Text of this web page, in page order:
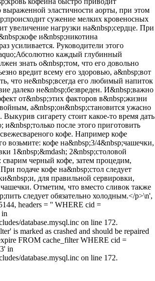
эластичности аорты, при этом
сужение мелких кровеносных
увеличение нагрузки на&nbsp;сердце. При
и&nbsp;никотина
усиливается. Руководители этого
каждый глубинный
знать о&nbsp;том, что его довольно
вредит всему его здоровью, а&nbsp;вот
что не&nbsp;всегда его любимый напиток
далеко не&nbsp;безвреден. И&nbsp;важно
от&nbsp;этих факторов в&nbsp;жизни
а&nbsp;он&nbsp;становится ужасно
сигарету стоит какое-то время дать
и&nbsp;только после этого приготовить
кофе. Например кофе
возьмите: кофе на&nbsp;3/4&nbsp;чашечки,
1&nbsp;&mdash; 2&nbsp;столовой
черный кофе, затем процедим,
подаче кофе на&nbsp;стол следует
для правильной сервировки,
Отметим, что вместо сливок также
следует обязательно холодным.</p>\n',
headers = '' WHERE cid =
in
database.mysql.inc on line 172.
is marked as crashed and should be repaired
FROM cache_filter WHERE cid =
in
database.mysql.inc on line 172.